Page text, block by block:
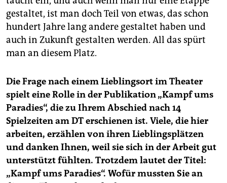
gestaltet, ist man doch Teil von etwas, das schon
hundert Jahre lang andere gestaltet haben und
auch in Zukunft gestalten werden. All das spürt
man an diesem Platz.
Die Frage nach einem Lieblingsort im Theater
spielt eine Rolle in der ­Publikation „Kampf ums
Paradies“, die zu Ihrem Abschied nach 14
Spielzeiten am DT erschienen ist. Viele, die hier
arbeiten, erzählen von ihren Lieblingsplätzen
und danken Ihnen, weil sie sich in der Arbeit gut
unterstützt fühlten. Trotzdem lautet der Titel:
„Kampf ums Paradies“. Wofür mussten Sie an